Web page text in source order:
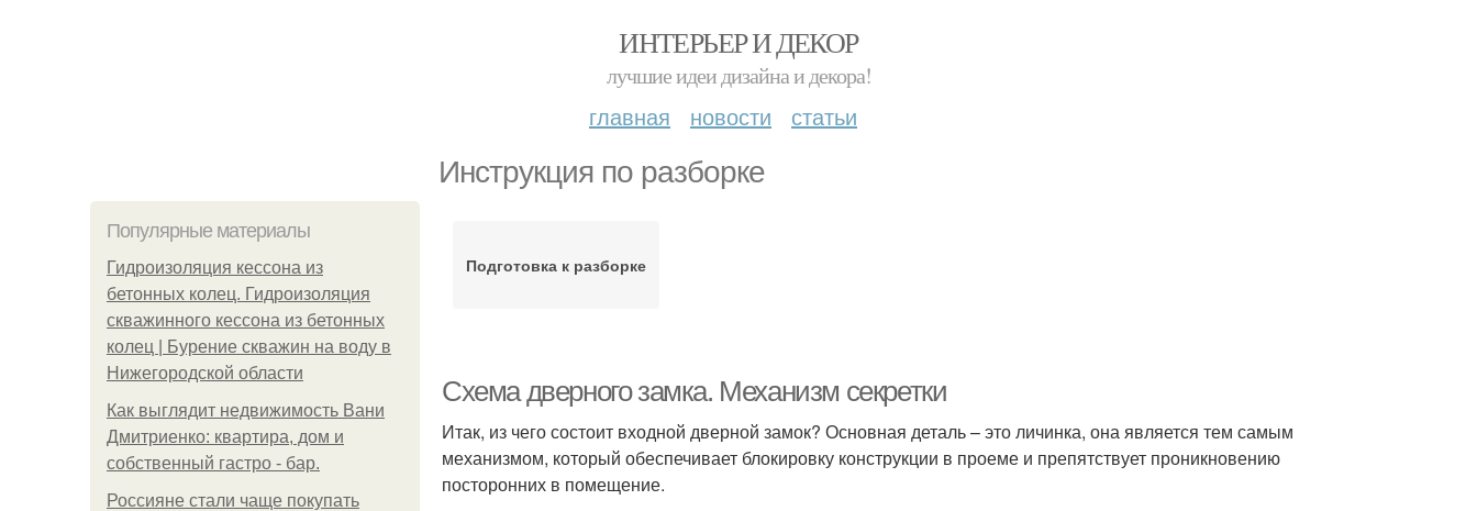
ИНТЕРЬЕР И ДЕКОР
лучшие идеи дизайна и декора!
главная новости статьи
Инструкция по разборке
Популярные материалы
Гидроизоляция кессона из
бетонных колец. Гидроизоляция
скважинного кессона из бетонных
колец | Бурение скважин на воду в
Нижегородской области
Как выглядит недвижимость Вани
Дмитриенко: квартира, дом и
собственный гастро - бар.
Россияне стали чаще покупать
Подготовка к разборке
Схема дверного замка. Механизм секретки
Итак, из чего состоит входной дверной замок? Основная деталь – это личинка, она является тем самым
механизмом, который обеспечивает блокировку конструкции в проеме и препятствует проникновению
посторонних в помещение.